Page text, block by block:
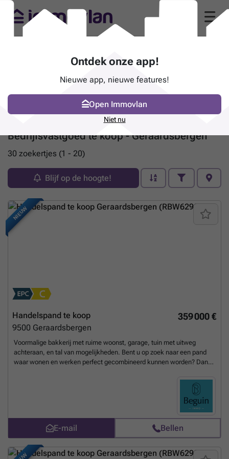
Bedrijfsvastgoed te koop - Geraardsbergen
30 zoekertjes (1 - 20)
Blijf op de hoogte!
NIEUW
359 000 €
Handelspand te koop
9500 Geraardsbergen
Voormalige bakkerij met ruime woonst, garage, tuin met uitweg
achteraan, en tal van mogelijkheden. Bent u op zoek naar een pand
waar wonen en werken perfect gecombineerd kunnen worden? Dan
Gelegen langs de Lessensestraat, een belangrijke invalsweg naar het
handelsgedeelte bestaat uit een charmant winkelgedeelte met
authentieke uitstraling, een ruime bakkerijruimte en diverse
opslagmogelijkheden. De aanwezige bakkerijtoestellen kunnen,
indien gewenst, mee overgenomen worden. Hierdoor is een heropstart
van een bakkerij perfect mogelijk, het pand leent zich eveneens
E-mail Bellen
Ontdek onze app!
Nieuwe app, nieuwe features!
Open Immovlan
Niet nu